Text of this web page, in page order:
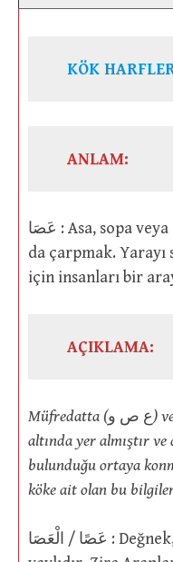
ANLAM:
عَصَا : Asa, sopa veya değnekle birisine vurmak ya
da çarpmak.
için insanları bir
AÇIKLAMA:
Müfredatta (ع ص و)
altında yer almıştır
bulunduğu ortaya
köke ait olan bu
عَصًا / الْعَصَا : Değnek, sopa. Aslı عَصَوٌ şeklinde